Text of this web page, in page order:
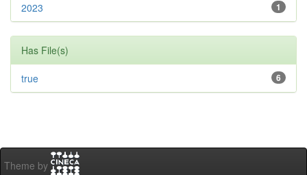
1
2023
Has File(s)
6
true
Theme by